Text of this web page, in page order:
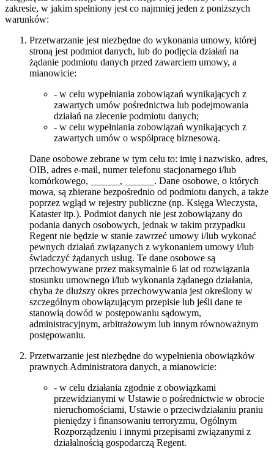
zakresie, w jakim spełniony jest co najmniej jeden z poniższych
warunków:
Przetwarzanie jest niezbędne do wykonania umowy, której
stroną jest podmiot danych, lub do podjęcia działań na
żądanie podmiotu danych przed zawarciem umowy, a
mianowicie:
- w celu wypełniania zobowiązań wynikających z
zawartych umów pośrednictwa lub podejmowania
działań na zlecenie podmiotu danych;
- w celu wypełniania zobowiązań wynikających z
zawartych umów o współpracę biznesową.
Dane osobowe zebrane w tym celu to: imię i nazwisko, adres,
OIB, adres e-mail, numer telefonu stacjonarnego i/lub
komórkowego, ______, ______. Dane osobowe, o których
mowa, są zbierane bezpośrednio od podmiotu danych, a także
poprzez wgląd w rejestry publiczne (np. Księga Wieczysta,
Kataster itp.). Podmiot danych nie jest zobowiązany do
podania danych osobowych, jednak w takim przypadku
Regent nie będzie w stanie zawrzeć umowy i/lub wykonać
pewnych działań związanych z wykonaniem umowy i/lub
świadczyć żądanych usług. Te dane osobowe są
przechowywane przez maksymalnie 6 lat od rozwiązania
stosunku umownego i/lub wykonania żądanego działania,
chyba że dłuższy okres przechowywania jest określony w
szczególnym obowiązującym przepisie lub jeśli dane te
stanowią dowód w postępowaniu sądowym,
administracyjnym, arbitrażowym lub innym równoważnym
postępowaniu.
Przetwarzanie jest niezbędne do wypełnienia obowiązków
prawnych Administratora danych, a mianowicie:
- w celu działania zgodnie z obowiązkami
przewidzianymi w Ustawie o pośrednictwie w obrocie
nieruchomościami, Ustawie o przeciwdziałaniu praniu
pieniędzy i finansowaniu terroryzmu, Ogólnym
Rozporządzeniu i innymi przepisami związanymi z
działalnością gospodarczą Regent.